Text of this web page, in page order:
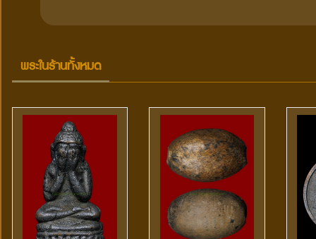
พระในร้านทั้งหมด